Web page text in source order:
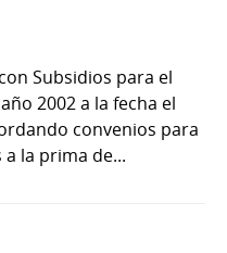
Subsidios para el
2002 a la fecha el
convenios para
la prima de...